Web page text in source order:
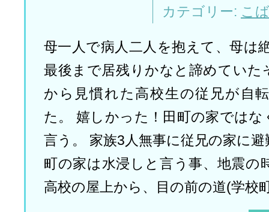
カテゴリー: こ
母一人で病人二人を抱えて、母は
最後まで居残りかなと諦めていた
から見慣れた高校生の従兄が自
た。 嬉しかった！田町の家では
言う。 家族3人無事に従兄の家に
町の家は水浸しと言う事、地震の
高校の屋上から、目の前の道(学校